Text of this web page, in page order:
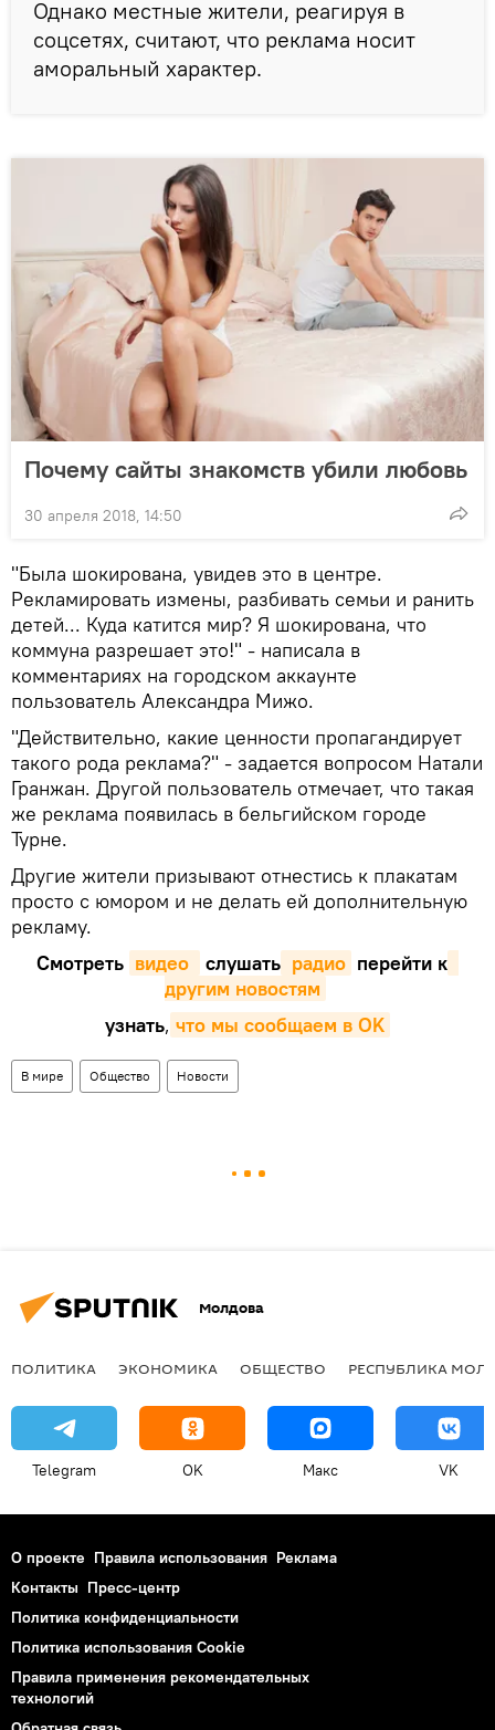
Однако местные жители, реагируя в
соцсетях, считают, что реклама носит
аморальный характер.
Почему сайты знакомств убили любовь
30 апреля 2018, 14:50
"Была шокирована, увидев это в центре.
Рекламировать измены, разбивать семьи и ранить
детей... Куда катится мир? Я шокирована, что
коммуна разрешает это!" - написала в
комментариях на городском аккаунте
пользователь Александра Мижо.
"Действительно, какие ценности пропагандирует
такого рода реклама?" - задается вопросом Натали
Гранжан. Другой пользователь отмечает, что такая
же реклама появилась в бельгийском городе
Турне.
Другие жители призывают отнестись к плакатам
просто с юмором и не делать ей дополнительную
рекламу.
Смотреть видео слушать радио перейти к
другим новостям
узнать, что мы сообщаем в OK
В мире Общество Новости
Молдова
ПОЛИТИКА ЭКОНОМИКА ОБЩЕСТВО РЕСПУБЛИКА
Telegram OK Макс VK
О проекте Правила использования Реклама
Контакты Пресс-центр
Политика конфиденциальности
Политика использования Cookie
Правила применения рекомендательных
технологий